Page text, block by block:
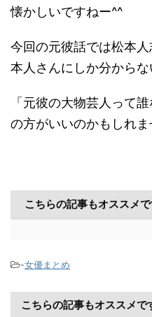
懐かしいですねー^^
今回の元彼話では松本人
本人さんにしか分からな
「元彼の大物芸人って
の方がいいのかもしれま
こちらの記事もオススメ
-女優まとめ
こちらの記事もオススメで